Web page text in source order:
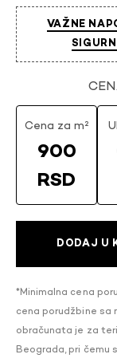
VAŽNE
Cena za m²
900
RSD
DODAJ U
*Minimalna cena
cena porudžbine sa
obračunata je za
Beograda, pri čemu